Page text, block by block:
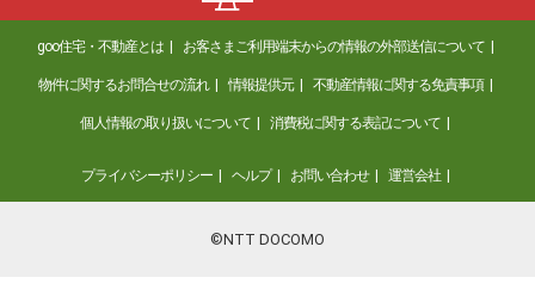
goo住宅・不動産とは お客さまご利用端末からの情報の外部送信について
物件に関するお問合せの流れ 情報提供元 不動産情報に関する免責事項
個人情報の取り扱いについて 消費税に関する表記について
プライバシーポリシー ヘルプ お問い合わせ 運営会社
©NTT DOCOMO